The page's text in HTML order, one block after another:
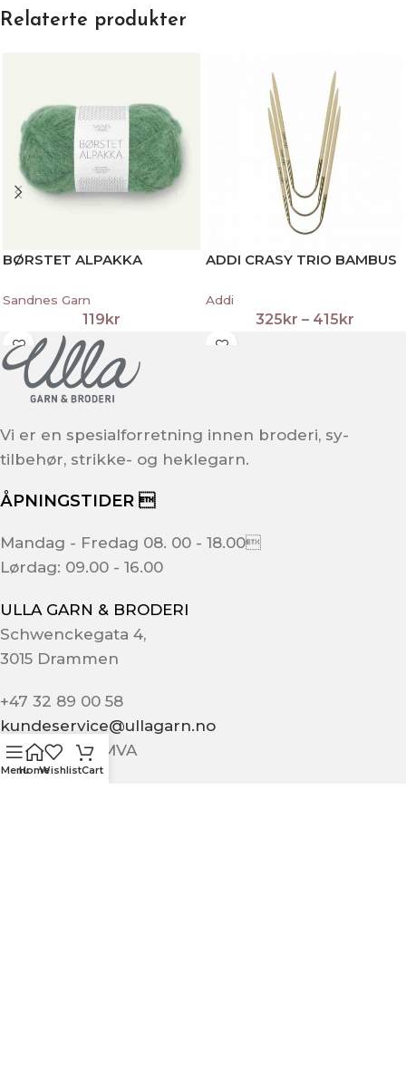
Relaterte produkter
BØRSTET ALPAKKA
Sandnes Garn
119kr
ADDI CRASY TRIO BAMBUS
Addi
325kr – 415kr
Vi er en spesialforretning innen broderi, sy-
tilbehør, strikke- og heklegarn.
ÅPNINGSTIDER 
Mandag - Fredag 08. 00 - 18.00
Lørdag: 09.00 - 16.00
ULLA GARN & BRODERI
Schwenckegata 4,
3015 Drammen
+47 32 89 00 58
kundeservice@ullagarn.no
974 802 236 MVA
MenuHomeWishlistCart